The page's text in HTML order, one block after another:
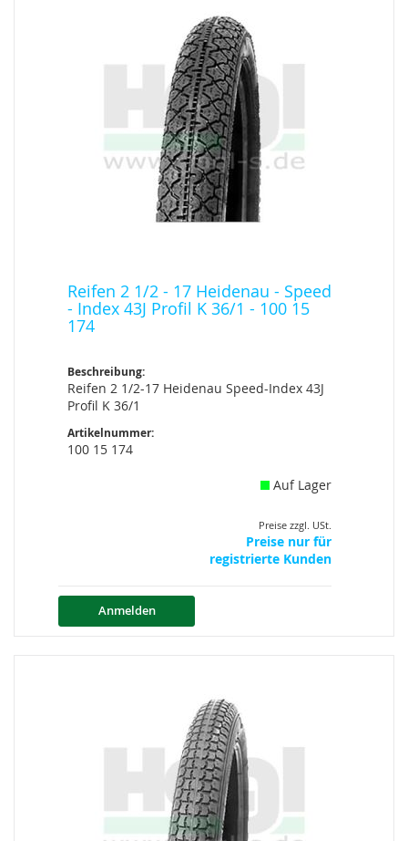
Reifen 2 1/2 - 17 Heidenau - Speed
- Index 43J Profil K 36/1 - 100 15
174
Beschreibung:
Reifen 2 1/2-17 Heidenau Speed-Index 43J
Profil K 36/1
Artikelnummer:
100 15 174
Auf Lager
Preise zzgl. USt.
Preise nur für
registrierte Kunden
Anmelden